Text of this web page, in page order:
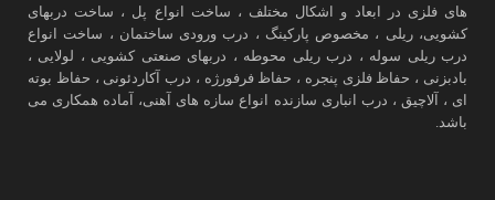
های فلزی در ابعاد و اشکال مختلف ، ساخت انواع پل ، ساخت دربهای
کشویی، ریلی ، مخصوص پارکینگ ، درب ورودی ساختمان ، ساخت انواع
درب ریلی سوله ، درب ریلی محوطه ، دربهای صنعتی کشویی ، لولایی ،
بادبزنی ، حفاظ فلزی پنجره ، حفاظ فرفورژه ، درب آکاردئونی ، حفاظ بوته
ای ، آلاچیق ، درب انباری سازنده انواع سازه های آهنی، آماده همکاری می
باشد.